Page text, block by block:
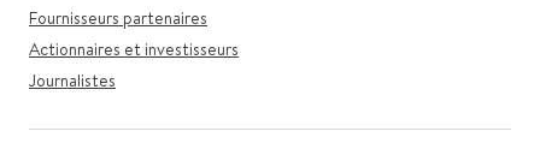
Fournisseurs partenaires
Actionnaires et investisseurs
Journalistes